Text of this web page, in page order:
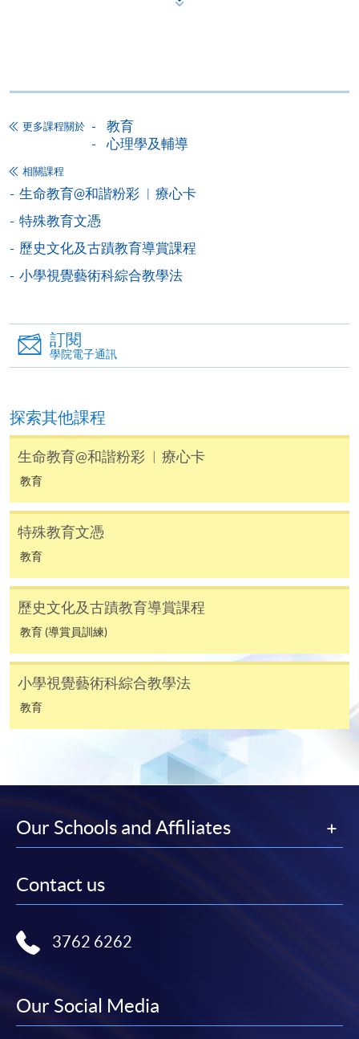
報讀同一學歷頒授課程內其他單元
個別課程為須報讀同一學歷頒授課程及其他單元或繳
交下期學費的學員，提供網上服務，如學員就讀的課
程設有此服務，課程負責人會通知學員有關程序。
VISA 或 Mastercard、「微信支付」(Online WeChat
Pay) 、「支付寶」(Online Alipay) 或 「轉數快」(FPS)
親身報名/郵遞
報讀新課程
凡以「先到先得」為取錄方式的課程，請填妥
費以及所需證明文件呈交。
[下載報名表SF26
申請學歷頒授及專業課程可能需要其他資料，報名
表可向報名中心或有關課程負責人索取。填妥申請
往報名中心或以郵遞方式遞交。
報讀同一學歷頒授課程內其他單元
​學院為學歷頒授課程特設「註冊及學費通知」，適
用於一般學歷頒授課程。
(「通知」)，請填妥有關「通知」，並親往報名中
心或以郵遞方式，遞交「通知」及繳交所需費用。
有關繳費詳情，請參閱
何疑問，請詳閱個別課程資料，或聯絡有關課程負責
選用網上報名服務必須在已接駁互聯網及支援
JavaScript程式瀏覽器的電腦上進行。建議選用
更多課程關於
教育
心理學及輔導
相關課程
生命教育@和諧粉彩 ︳療心卡
特殊教育文憑
歷史文化及古蹟教育導賞課程
小學視覺藝術科綜合教學法
訂閱
學院電子通訊
探索其他課程
生命教育@和諧粉彩 ︳療心卡
教育
特殊教育文憑
教育
歷史文化及古蹟教育導賞課程
教育 (導賞員訓練)
小學視覺藝術科綜合教學法
教育
Our Schools and Affiliates
Contact us
3762 6262
Our Social Media